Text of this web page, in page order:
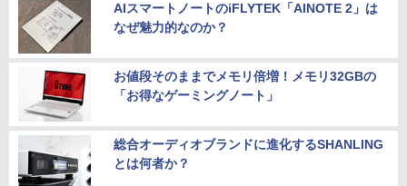
AIスマートノートのiFLYTEK「AINOTE 2」は
なぜ魅力的なのか？
お値段そのままでメモリ倍増！メモリ32GBの
「お得なゲーミングノート」
総合オーディオブランドに進化するSHANLING
とは何者か？